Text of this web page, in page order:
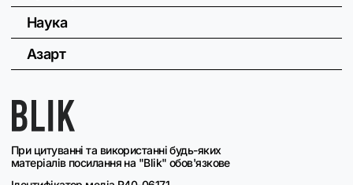
При цитуванні та використанні будь-яких
матеріалів посилання на "Blik" обов'язкове
Наука
Азарт